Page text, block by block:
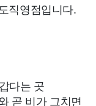
직영점입니다.
다는 곳
곧 비가 그치면